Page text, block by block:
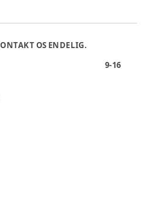
OS ENDELIG.
9-16